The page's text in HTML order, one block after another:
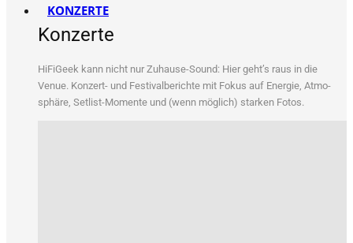
KONZERTE
Konzerte
HiFi­Ge­ek kann nicht nur Zuhau­se-Sound: Hier geht’s raus in die
Venue. Kon­zert- und Fes­ti­val­be­rich­te mit Fokus auf Ener­gie, Atmo­
sphä­re, Set­list-Momen­te und (wenn mög­lich) star­ken Fotos.